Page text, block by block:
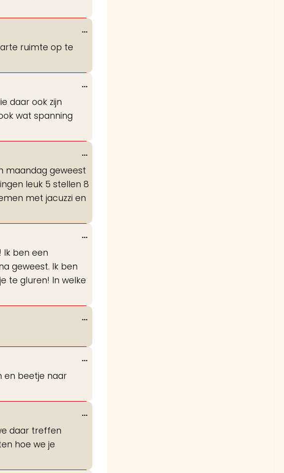
ruimte op te
...Wissel
daar ook zijn
wat spanning
...Wissel
maandag geweest
leuk 5 stellen 8
met jacuzzi en
...Wissel
Ik ben een
geweest. Ik ben
te gluren! In welke
...Wissel
...Wissel
metabox.
en beetje naar
...Wissel
daar treffen
hoe we je
...Wissel